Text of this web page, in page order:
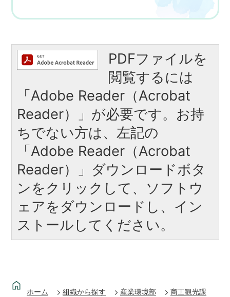
PDFファイルを
閲覧するには
「Adobe Reader（Acrobat
Reader）」が必要です。お持
ちでない方は、左記の
「Adobe Reader（Acrobat
Reader）」ダウンロードボタ
ンをクリックして、ソフトウ
ェアをダウンロードし、イン
ストールしてください。
ホーム 組織から探す 産業環境部 商工観光課